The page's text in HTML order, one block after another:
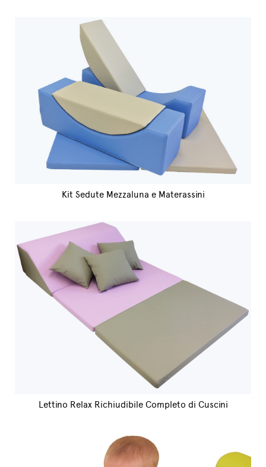
Kit Sedute Mezzaluna e Materassini
Lettino Relax Richiudibile Completo di Cuscini